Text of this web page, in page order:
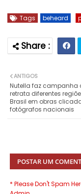
Tags beheard
ANTIGOS
Nutella faz campanha
retrata diferentes
Brasil em obras
fotógrafos nacionais
POSTAR UM
* Please Don't Spam